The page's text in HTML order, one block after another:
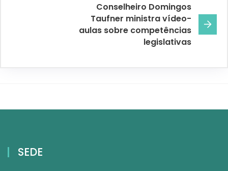
Conselheiro Domingos
Taufner ministra vídeo-
aulas sobre competências
legislativas
SEDE